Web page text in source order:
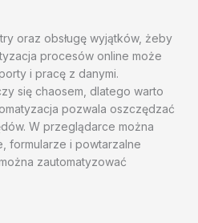
oraz obsługę wyjątków, żeby
procesów online może
i pracę z danymi.
się chaosem, dlatego warto
pozwala oszczędzać
W przeglądarce można
formularze i powtarzalne
zautomatyzować